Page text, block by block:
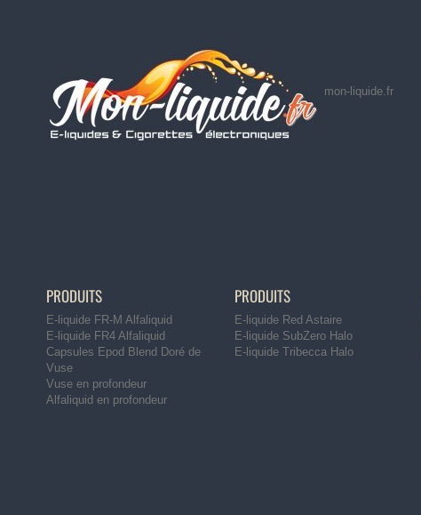
mon-liquide.fr
PRODUITS
E-liquide FR-M Alfaliquid
E-liquide FR4 Alfaliquid
Capsules Epod Blend Doré de
Vuse
Vuse en profondeur
Alfaliquid en profondeur
PRODUITS
E-liquide Red Astaire
E-liquide SubZero Halo
E-liquide Tribecca Halo